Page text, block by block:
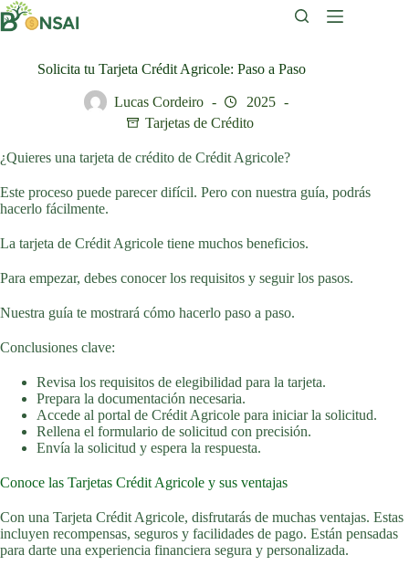
Saltar
al
Solicita tu Tarjeta Crédit Agricole: Paso a Paso
Lucas Cordeiro
2025
Tarjetas de Crédito
¿Quieres una tarjeta de crédito de Crédit Agricole?
Este proceso puede parecer difícil. Pero con nuestra guía, podrás
hacerlo fácilmente.
La tarjeta de Crédit Agricole tiene muchos beneficios.
Para empezar, debes conocer los requisitos y seguir los pasos.
Nuestra guía te mostrará cómo hacerlo paso a paso.
Conclusiones clave:
Revisa los requisitos de elegibilidad para la tarjeta.
Prepara la documentación necesaria.
Accede al portal de Crédit Agricole para iniciar la solicitud.
Rellena el formulario de solicitud con precisión.
Envía la solicitud y espera la respuesta.
Conoce las Tarjetas Crédit Agricole y sus ventajas
Con una Tarjeta Crédit Agricole, disfrutarás de muchas ventajas. Estas
incluyen recompensas, seguros y facilidades de pago. Están pensadas
para darte una experiencia financiera segura y personalizada.